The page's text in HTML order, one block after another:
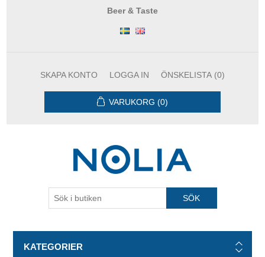
Beer & Taste
SKAPA KONTO LOGGA IN ÖNSKELISTA (0)
VARUKORG (0)
KATEGORIER